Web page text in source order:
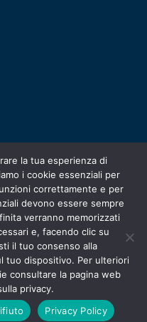
la tua esperienza di
i cookie essenziali per
correttamente e per
devono essere sempre
verranno memorizzati
e, facendo clic su
il tuo consenso alla
tuo dispositivo. Per ulteriori
consultare la pagina web
privacy.
Privacy Policy